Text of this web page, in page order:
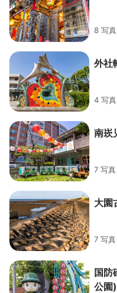
8 写真
外社
4 写真
南崁
7 写真
大園
7 写真
国防
公園)